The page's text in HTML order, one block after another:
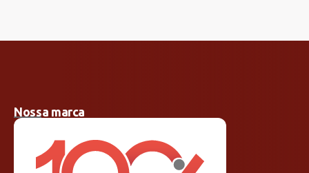
Nossa marca